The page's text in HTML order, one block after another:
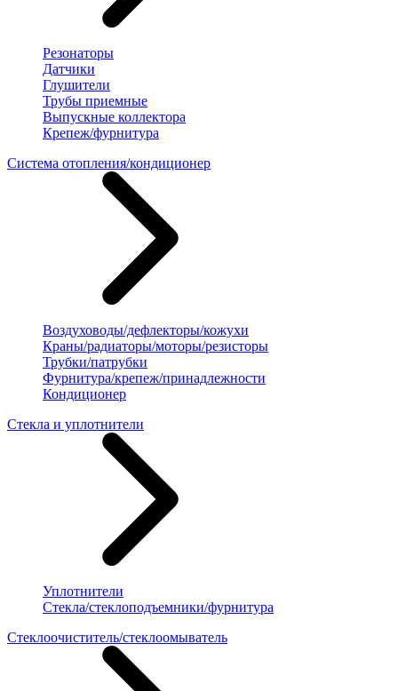
Резонаторы
Датчики
Глушители
Трубы приемные
Выпускные коллектора
Крепеж/фурнитура
Система отопления/кондиционер
Воздуховоды/дефлекторы/кожухи
Краны/радиаторы/моторы/резисторы
Трубки/патрубки
Фурнитура/крепеж/принадлежности
Кондиционер
Стекла и уплотнители
Уплотнители
Стекла/стеклоподъемники/фурнитура
Стеклоочиститель/стеклоомыватель